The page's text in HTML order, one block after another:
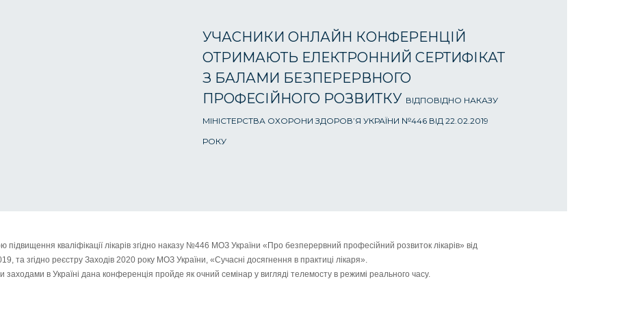
УЧАСНИКИ ОНЛАЙН КОНФЕРЕНЦІЙ
ОТРИМАЮТЬ ЕЛЕКТРОННИЙ СЕРТИФІКАТ
З БАЛАМИ БЕЗПЕРЕРВНОГО
ПРОФЕСІЙНОГО РОЗВИТКУ ВІДПОВІДНО НАКАЗУ
МІНІСТЕРСТВА ОХОРОНИ ЗДОРОВ’Я УКРАЇНИ №446 ВІД 22.02.2019
РОКУ
кваліфікації лікарів згідно наказу №446 МОЗ України «Про безперервний професійний розвиток лікарів» від
та згідно реєстру Заходів 2020 року МОЗ України, «Сучасні досягнення в практиці лікаря».
заходами в Україні дана конференція пройде як очний семінар у вигляді телемосту в режимі реального часу.